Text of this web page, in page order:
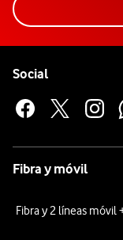
Social
Fibra y móvil
Fibra y 2 líneas móvil